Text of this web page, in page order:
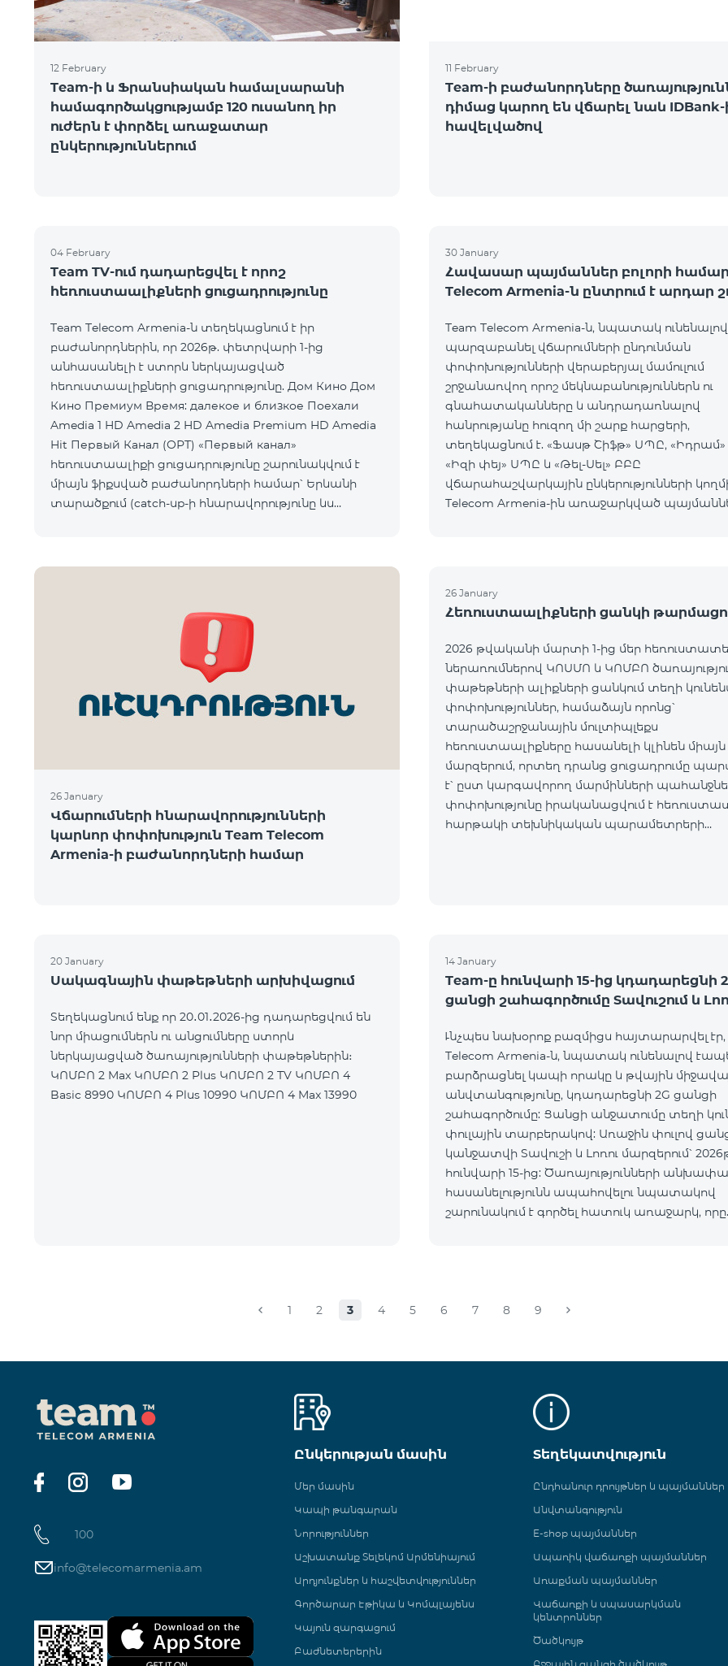
12 February
Team-ի և Ֆրանսիական համալսարանի
համագործակցությամբ 120 ուսանող իր
ուժերն է փորձել առաջատար
ընկերություններում
11 February
Team-ի բաժանորդները
դիմաց կարող են վճարել նաև IDBank-
հավելվածով
04 February
Team TV-ում դադարեցվել է որոշ
հեռուստաալիքների ցուցադրությունը
Team Telecom Armenia-ն տեղեկացնում է իր
բաժանորդներին, որ 2026թ. փետրվարի 1-ից
անհասանելի է ստորև ներկայացված
հեռուստաալիքների ցուցադրությունը. Дом Кино Дом
Кино Премиум Время: далекое и близкое Поехали
Amedia 1 HD Amedia 2 HD Amedia Premium HD Amedia
Hit Первый Канал (ОРТ) «Первый канал»
հեռուստաալիքի ցուցադրությունը շարունակվում է
միայն ֆիքսված բաժանորդների համար՝ Երևանի
տարածքում (catch-up-ի հնարավորությունը ևս
30 January
Հավասար պայմաններ բոլորի
Telecom Armenia-ն ընտրում է արդար
Team Telecom Armenia-ն, նպատակ ունենալով
պարզաբանել վճարումների ընդունման
փոփոխությունների վերաբերյալ մամուլում
շրջանառվող որոշ մեկնաբանություններն ու
գնահատականները և անդրադառնալով
հանրությանը հուզող մի շարք հարցերի,
տեղեկացնում է. «Ֆասթ Շիֆթ» ՍՊԸ,
«Իզի փեյ» ՍՊԸ և «Թել-Սել» ԲԲԸ
վճարահաշվարկային ընկերությունների
Telecom Armenia-ին առաջարկված
26 January
Վճարումների հնարավորությունների
կարևոր փոփոխություն Team Telecom
Armenia-ի բաժանորդների համար
26 January
Հեռուստաալիքների ցանկի
2026 թվականի մարտի 1-ից մեր
ներառումներով ԿՈՍՄՈ և ԿՈՄԲՈ
փաթեթների ալիքների ցանկում տեղի
փոփոխություններ, համաձայն որոնց՝
տարածաշրջանային մուլտիպլեքս
հեռուստաալիքները հասանելի կլինեն միայն
մարզերում, որտեղ դրանց ցուցադրումը
է՝ ըստ կարգավորող մարմինների
փոփոխությունը իրականացվում է
հարթակի տեխնիկական պարամետրերի
20 January
Սակագնային փաթեթների արխիվացում
Տեղեկացնում ենք որ 20․01․2026-ից դադարեցվում են
նոր միացումներն ու անցումները ստորև
ներկայացված ծառայությունների փաթեթներին։
ԿՈՄԲՈ 2 Max ԿՈՄԲՈ 2 Plus ԿՈՄԲՈ 2 TV ԿՈՄԲՈ 4
Basic 8990 ԿՈՄԲՈ 4 Plus 10990 ԿՈՄԲՈ 4 Max 13990
14 January
Team-ը հունվարի 15-ից կդադարեցնի
ցանցի շահագործումը Տավուշում և
Ւնչպես նախօրոք բազմիցս հայտարարվել էր,
Telecom Armenia-ն, նպատակ ունենալով
բարձրացնել կապի որակը և թվային
անվտանգությունը, կդադարեցնի 2G ցանցի
շահագործումը: Ցանցի անջատումը տեղի
փուլային տարբերակով: Առաջին փուլով
կանջատվի Տավուշի և Լոռու մարզերում՝
հունվարի 15-ից: Ծառայությունների
հասանելությունն ապահովելու նպատակով
շարունակում է գործել հատուկ առաջարկ, որը
1 2 3 4 5 6 7 8 9
100
info@telecomarmenia.am
Ընկերության մասին
Մեր մասին
Կապի թանգարան
Նորություններ
Աշխատանք Տելեկոմ Արմենիայում
Արդյունքներ և հաշվետվություններ
Գործարար Էթիկա և Կոմպլայենս
Կայուն զարգացում
Բաժնետերերին
Տեղեկատվություն
Ընդհանուր դրույթներ և պայմաններ
Անվտանգություն
E-shop պայմաններ
Ապառիկ վաճառքի պայմաններ
Առաքման պայմաններ
Վաճառքի և սպասարկման
կենտրոններ
Ծածկույթ